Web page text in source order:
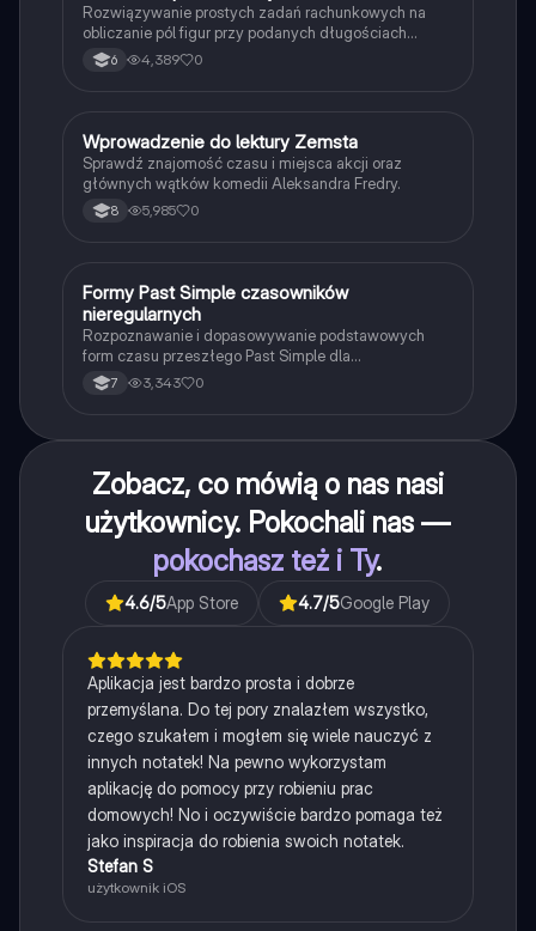
Rozwiązywanie prostych zadań rachunkowych na
obliczanie pól figur przy podanych długościach
boków i wysokości.
6 4,389 0
WJęzyk polski
Wprowadzenie do lektury Zemsta
Sprawdź znajomość czasu i miejsca akcji oraz
głównych wątków komedii Aleksandra Fredry.
8 5,985 0
FJęzyk angielski
Formy Past Simple czasowników
nieregularnych
Rozpoznawanie i dopasowywanie podstawowych
form czasu przeszłego Past Simple dla
najpopularniejszych czasowników nieregularnych.
7 3,343 0
Zobacz, co mówią o nas nasi
użytkownicy. Pokochali nas —
pokochasz też i Ty.
4.6/5App Store 4.7/5Google Play
Aplikacja jest bardzo prosta i dobrze
przemyślana. Do tej pory znalazłem wszystko,
czego szukałem i mogłem się wiele nauczyć z
innych notatek! Na pewno wykorzystam
aplikację do pomocy przy robieniu prac
domowych! No i oczywiście bardzo pomaga też
jako inspiracja do robienia swoich notatek.
Stefan S
użytkownik iOS